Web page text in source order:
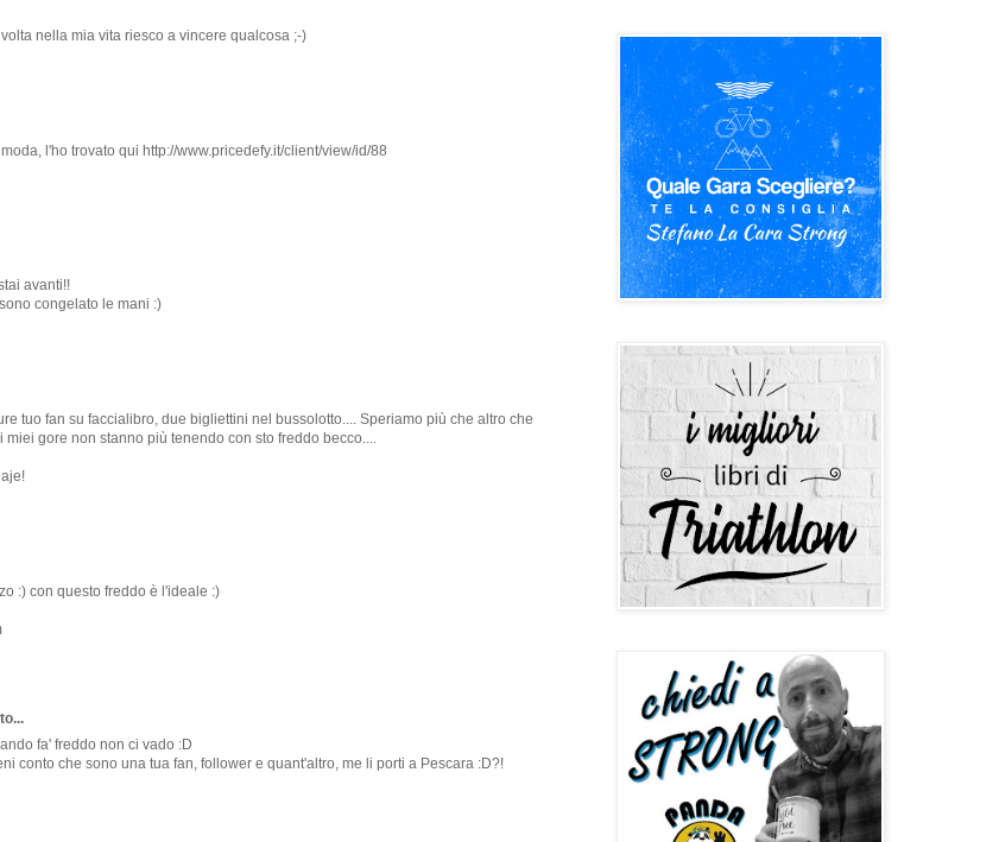
nella mia vita riesco a vincere qualcosa ;-)
l'ho trovato qui http://www.pricedefy.it/client/view/id/88
avanti!!
congelato le mani :)
tuo fan su faccialibro, due bigliettini nel bussolotto.... Speriamo più che altro che
gore non stanno più tenendo con sto freddo becco....
:) con questo freddo è l'ideale :)
fa' freddo non ci vado :D
conto che sono una tua fan, follower e quant'altro, me li porti a Pescara :D?!